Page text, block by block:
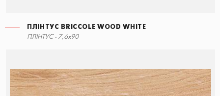
ПЛІНТУС BRICCOLE WOOD WHITE
ПЛІНТУС - 7,6x90
СХОДИНКА ПРЯМА
15x34,5
ПЛІНТУС BRICCOLE WOOD WHITE
7,6x90